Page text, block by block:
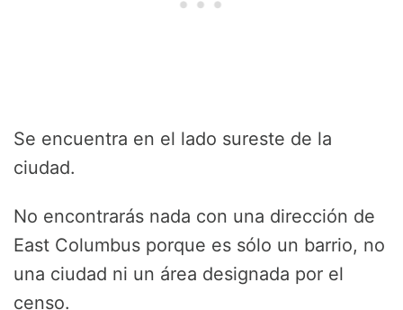
Se encuentra en el lado sureste de la
ciudad.
No encontrarás nada con una dirección de
East Columbus porque es sólo un barrio, no
una ciudad ni un área designada por el
censo.